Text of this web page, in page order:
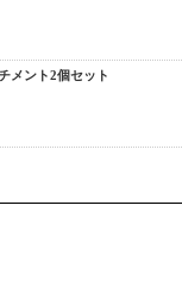
メント2個セット